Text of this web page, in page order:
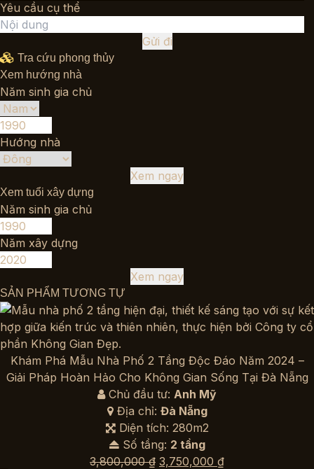
Yêu cầu cụ thể
Gửi đi
Tra cứu phong thủy
Xem hướng nhà
Năm sinh gia chủ
Hướng nhà
Xem ngay
Xem tuổi xây dựng
Năm sinh gia chủ
Năm xây dựng
Xem ngay
SẢN PHẨM TƯƠNG TỰ
Khám Phá Mẫu Nhà Phố 2 Tầng Độc Đáo Năm 2024 –
Giải Pháp Hoàn Hảo Cho Không Gian Sống Tại Đà Nẵng
Chủ đầu tư: Anh Mỹ
Địa chỉ: Đà Nẵng
Diện tích: 280m2
Số tầng: 2 tầng
3,800,000₫ Giá
3,750,000 ₫Giá